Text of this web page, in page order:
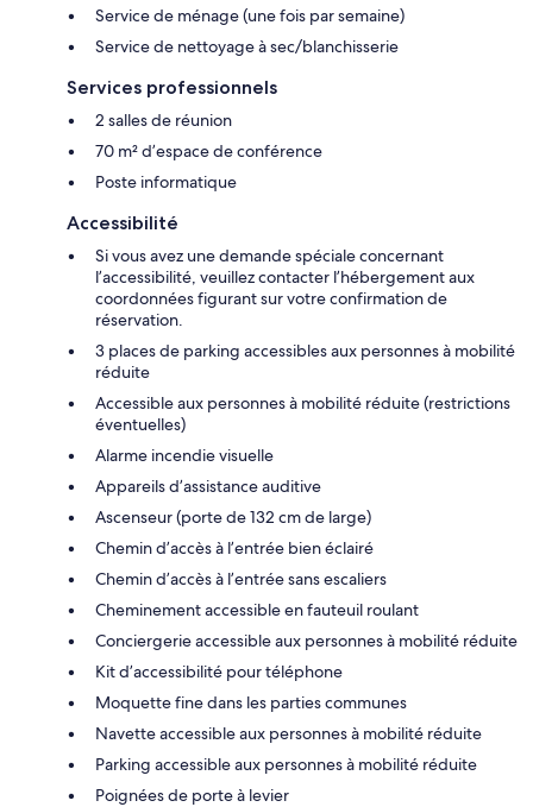
Service de ménage (une fois par semaine)
Service de nettoyage à sec/blanchisserie
Services professionnels
2 salles de réunion
70 m² d’espace de conférence
Poste informatique
Accessibilité
Si vous avez une demande spéciale concernant
l’accessibilité, veuillez contacter l’hébergement aux
coordonnées figurant sur votre confirmation de
réservation.
3 places de parking accessibles aux personnes à mobilité
réduite
Accessible aux personnes à mobilité réduite (restrictions
éventuelles)
Alarme incendie visuelle
Appareils d’assistance auditive
Ascenseur (porte de 132 cm de large)
Chemin d’accès à l’entrée bien éclairé
Chemin d’accès à l’entrée sans escaliers
Cheminement accessible en fauteuil roulant
Conciergerie accessible aux personnes à mobilité réduite
Kit d’accessibilité pour téléphone
Moquette fine dans les parties communes
Navette accessible aux personnes à mobilité réduite
Parking accessible aux personnes à mobilité réduite
Poignées de porte à levier